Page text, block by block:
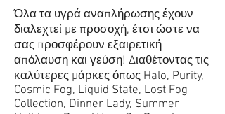
Όλα τα υγρά αναπλήρωσης έχουν
διαλεχτεί με προσοχή, έτσι ώστε να
σας προσφέρουν εξαιρετική
απόλαυση και γεύση! Διαθέτοντας τις
καλύτερες μάρκες όπως Halo, Purity,
Cosmic Fog, Liquid State, Lost Fog
Collection, Dinner Lady, Summer